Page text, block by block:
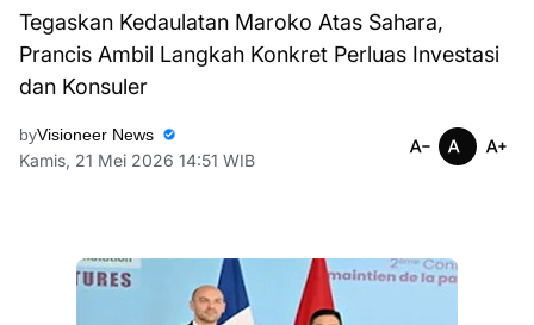
Tegaskan Kedaulatan Maroko Atas Sahara,
Prancis Ambil Langkah Konkret Perluas Investasi
dan Konsuler
byVisioneer News
Kamis, 21 Mei 2026 14:51 WIB